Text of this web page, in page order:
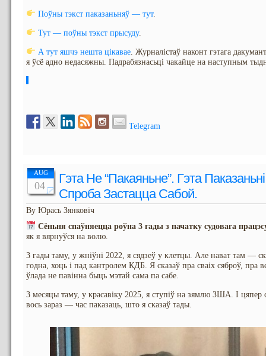
Поўны тэкст паказаньняў — тут.
Тут — поўны тэкст прысуду.
А тут яшчэ нешта цікавае. Журналістаў наконт гэтага
я ўсё адно недасяжны. Падрабязнасьці чакайце на наступным
Telegram
AUG
04
Гэта Не “пакаяньне”. Гэта
Спроба Застацца Сабой.
By Юрась Зянковіч
Сёньня спаўняецца роўна 3 гады з пачатку судовага
як я вярнуўся на волю.
3 гады таму, у жніўні 2022, я сядзеў у клетцы. Але нават там —
годна, хоць і пад кантролем КДБ. Я сказаў пра сваіх сяброў, пра
ўлада не павінна быць мэтай сама па сабе.
3 месяцы таму, у красавіку 2025, я ступіў на зямлю ЗША. І цяпер
вось зараз — час паказаць, што я сказаў тады.